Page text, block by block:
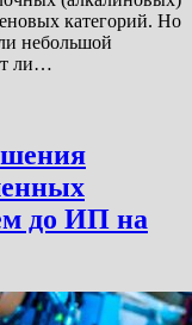
категорий. Но
небольшой
ли…
до ИП на